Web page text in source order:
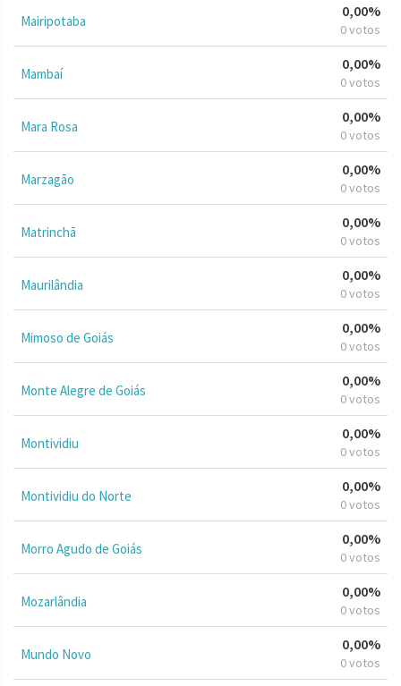
Mairipotaba
0,00%
0 votos
Mambaí
0,00%
0 votos
Mara Rosa
0,00%
0 votos
Marzagão
0,00%
0 votos
Matrinchã
0,00%
0 votos
Maurilândia
0,00%
0 votos
Mimoso de Goiás
0,00%
0 votos
Monte Alegre de Goiás
0,00%
0 votos
Montividiu
0,00%
0 votos
Montividiu do Norte
0,00%
0 votos
Morro Agudo de Goiás
0,00%
0 votos
Mozarlândia
0,00%
0 votos
Mundo Novo
0,00%
0 votos